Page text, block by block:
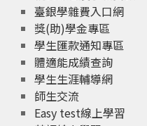
臺銀學雜費入口網
獎(助)學金專區
學生匯款通知專區
體適能成績查詢
學生生涯輔導網
師生交流
Easy test線上學習